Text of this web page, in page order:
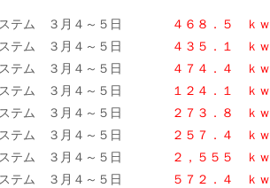
ム ３月４～５日
４６８．５ ｋｗ
ム ３月４～５日
４３５．１ ｋｗ
ム ３月４～５日
４７４．４
ｋｗ
テム ３月４～５日
１２４．１ ｋｗ
ム ３月４～５日
２７３．８
ｋｗ
ム ３月４～５日
２５７．４ ｋｗ
テム ３月４～５日
２，５５５ ｋｗ
ム ３月４～５日
５７２．４ ｋｗ